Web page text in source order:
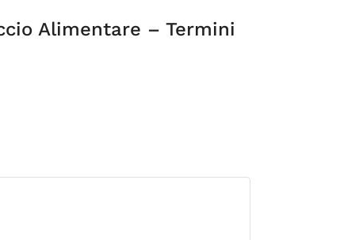
Alimentare – Termini